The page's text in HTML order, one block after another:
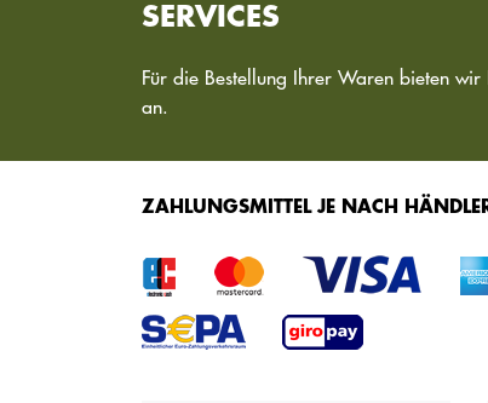
SERVICES
Für die Bestellung Ihrer Waren bieten wir
an.
ZAHLUNGSMITTEL JE NACH